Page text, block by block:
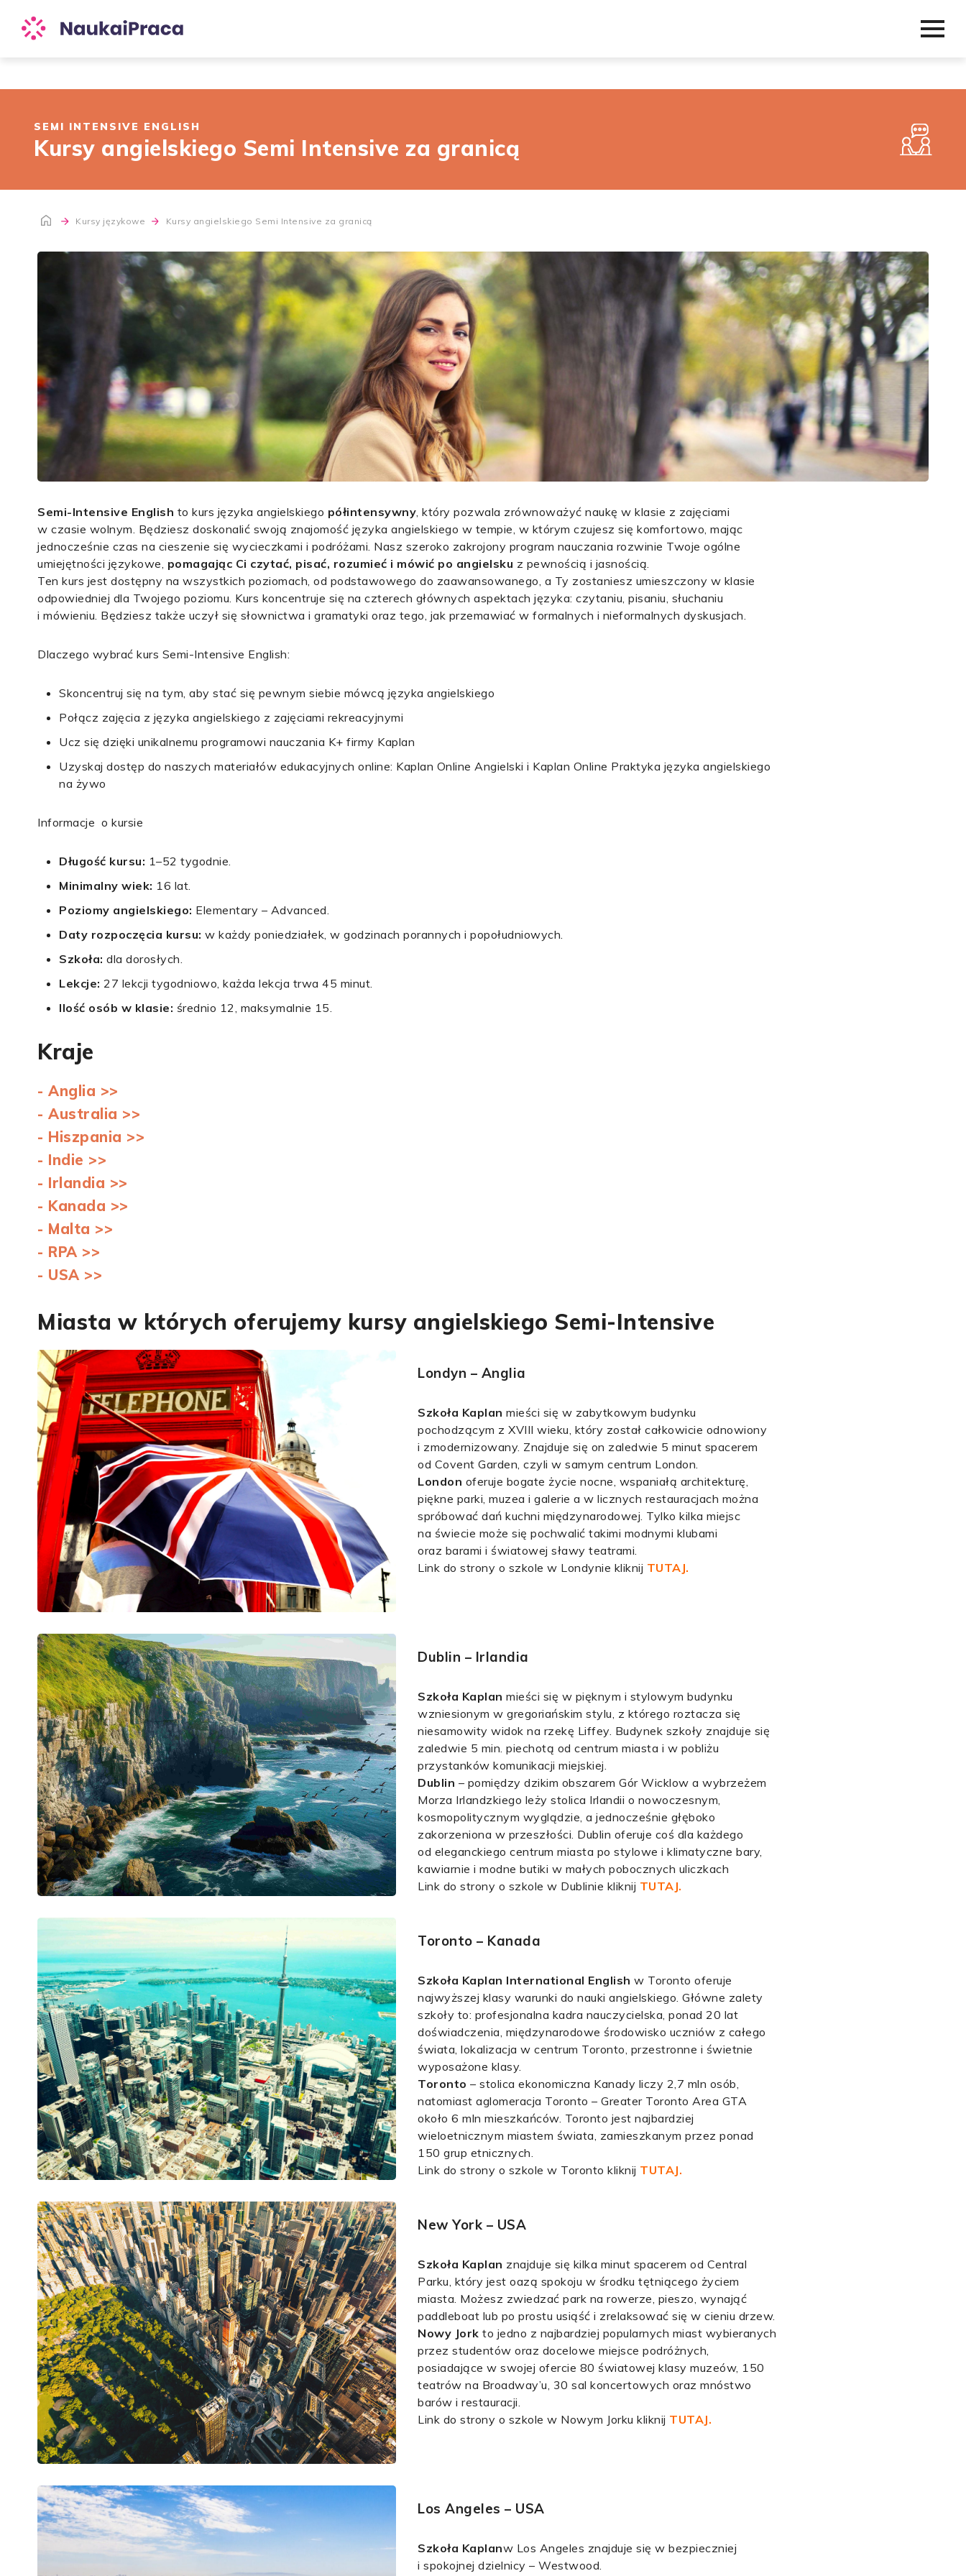
SEMI INTENSIVE ENGLISH
Kursy angielskiego Semi Intensive za granicą
Kursy językowe Kursy angielskiego Semi Intensive za granicą
Semi-Intensive English to kurs języka angielskiego półintensywny, który pozwala zrównoważyć naukę w klasie z zajęciami
w czasie wolnym. Będziesz doskonalić swoją znajomość języka angielskiego w tempie, w którym czujesz się komfortowo, mając
jednocześnie czas na cieszenie się wycieczkami i podróżami. Nasz szeroko zakrojony program nauczania rozwinie Twoje ogólne
umiejętności językowe, pomagając Ci czytać, pisać, rozumieć i mówić po angielsku z pewnością i jasnością.
Ten kurs jest dostępny na wszystkich poziomach, od podstawowego do zaawansowanego, a Ty zostaniesz umieszczony w klasie
odpowiedniej dla Twojego poziomu. Kurs koncentruje się na czterech głównych aspektach języka: czytaniu, pisaniu, słuchaniu
i mówieniu. Będziesz także uczył się słownictwa i gramatyki oraz tego, jak przemawiać w formalnych i nieformalnych dyskusjach.
Dlaczego wybrać kurs Semi-Intensive English:
Skoncentruj się na tym, aby stać się pewnym siebie mówcą języka angielskiego
Połącz zajęcia z języka angielskiego z zajęciami rekreacyjnymi
Ucz się dzięki unikalnemu programowi nauczania K+ firmy Kaplan
Uzyskaj dostęp do naszych materiałów edukacyjnych online: Kaplan Online Angielski i Kaplan Online Praktyka języka angielskiego
na żywo
Informacje o kursie
Długość kursu: 1–52 tygodnie.
Minimalny wiek: 16 lat.
Poziomy angielskiego: Elementary – Advanced.
Daty rozpoczęcia kursu: w każdy poniedziałek, w godzinach porannych i popołudniowych.
Szkoła: dla dorosłych.
Lekcje: 27 lekcji tygodniowo, każda lekcja trwa 45 minut.
Ilość osób w klasie: średnio 12, maksymalnie 15.
Kraje
- Anglia >>
- Australia >>
- Hiszpania >>
- Indie >>
- Irlandia >>
- Kanada >>
- Malta >>
- RPA >>
- USA >>
Miasta w których oferujemy kursy angielskiego Semi-Intensive
Londyn – Anglia
Szkoła Kaplan mieści się w zabytkowym budynku
pochodzącym z XVIII wieku, który został całkowicie odnowiony
i zmodernizowany. Znajduje się on zaledwie 5 minut spacerem
od Covent Garden, czyli w samym centrum London.
London oferuje bogate życie nocne, wspaniałą architekturę,
piękne parki, muzea i galerie a w licznych restauracjach można
spróbować dań kuchni międzynarodowej. Tylko kilka miejsc
na świecie może się pochwalić takimi modnymi klubami
oraz barami i światowej sławy teatrami.
Link do strony o szkole w Londynie kliknij TUTAJ.
Dublin – Irlandia
Szkoła Kaplan mieści się w pięknym i stylowym budynku
wzniesionym w gregoriańskim stylu, z którego roztacza się
niesamowity widok na rzekę Liffey. Budynek szkoły znajduje się
zaledwie 5 min. piechotą od centrum miasta i w pobliżu
przystanków komunikacji miejskiej.
Dublin – pomiędzy dzikim obszarem Gór Wicklow a wybrzeżem
Morza Irlandzkiego leży stolica Irlandii o nowoczesnym,
kosmopolitycznym wyglądzie, a jednocześnie głęboko
zakorzeniona w przeszłości. Dublin oferuje coś dla każdego
od eleganckiego centrum miasta po stylowe i klimatyczne bary,
kawiarnie i modne butiki w małych pobocznych uliczkach
Link do strony o szkole w Dublinie kliknij TUTAJ.
Toronto – Kanada
Szkoła Kaplan International English w Toronto oferuje
najwyższej klasy warunki do nauki angielskiego. Główne zalety
szkoły to: profesjonalna kadra nauczycielska, ponad 20 lat
doświadczenia, międzynarodowe środowisko uczniów z całego
świata, lokalizacja w centrum Toronto, przestronne i świetnie
wyposażone klasy.
Toronto – stolica ekonomiczna Kanady liczy 2,7 mln osób,
natomiast aglomeracja Toronto – Greater Toronto Area GTA
około 6 mln mieszkańców. Toronto jest najbardziej
wieloetnicznym miastem świata, zamieszkanym przez ponad
150 grup etnicznych.
Link do strony o szkole w Toronto kliknij TUTAJ.
New York – USA
Szkoła Kaplan znajduje się kilka minut spacerem od Central
Parku, który jest oazą spokoju w środku tętniącego życiem
miasta. Możesz zwiedzać park na rowerze, pieszo, wynająć
paddleboat lub po prostu usiąść i zrelaksować się w cieniu drzew.
Nowy Jork to jedno z najbardziej popularnych miast wybieranych
przez studentów oraz docelowe miejsce podróżnych,
posiadające w swojej ofercie 80 światowej klasy muzeów, 150
teatrów na Broadway’u, 30 sal koncertowych oraz mnóstwo
barów i restauracji.
Link do strony o szkole w Nowym Jorku kliknij TUTAJ.
Los Angeles – USA
Szkoła Kaplanw Los Angeles znajduje się w bezpieczniej
i spokojnej dzielnicy – Westwood.